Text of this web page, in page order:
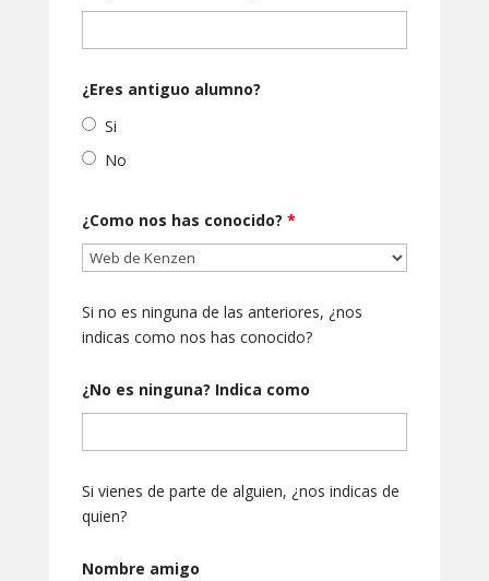
¿Eres antiguo alumno?
Si
No
¿Como nos has conocido? *
Si no es ninguna de las anteriores, ¿nos
indicas como nos has conocido?
¿No es ninguna? Indica como
Si vienes de parte de alguien, ¿nos indicas de
quien?
Nombre amigo